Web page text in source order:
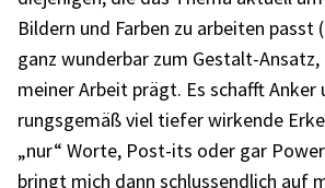
Bildern und Farben zu arbei­ten passt
ganz wunder­bar zum Gestalt-Ansatz,
meiner Arbeit prägt. Es schafft
rungs­ge­mäß viel tiefer wirkende
„nur“ Worte, Post-its oder gar
bringt mich dann schluss­end­lich auf